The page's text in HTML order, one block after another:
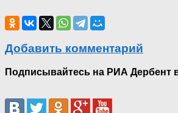
Добавить комментарий
Подписывайтесь на РИА Дербент